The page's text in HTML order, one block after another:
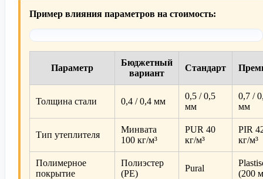
Пример влияния параметров на стоимость:
Параметр
Бюджетный
вариант
Стандарт
Толщина стали 0,4 / 0,4 мм
0,5 / 0,5
мм
0,7 /
мм
Тип утеплителя
Минвата
100 кг/м³
PUR 40
кг/м³
PIR
кг/м³
Полимерное
покрытие
Полиэстер
(PE)
Pural
(200